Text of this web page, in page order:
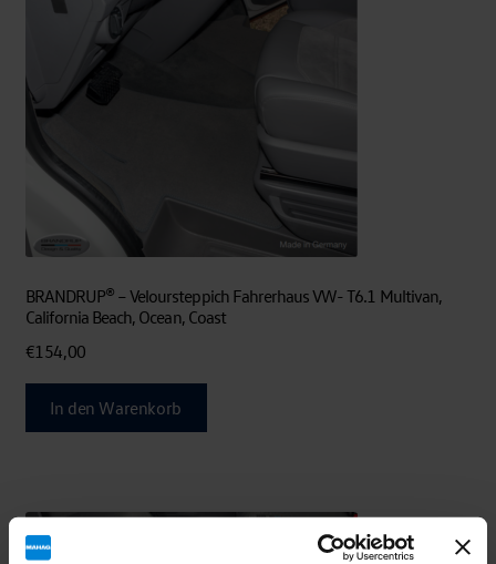
BRANDRUP® – Veloursteppich Fahrerhaus VW- T6.1 Multivan,
California Beach, Ocean, Coast
€154,00
In den Warenkorb